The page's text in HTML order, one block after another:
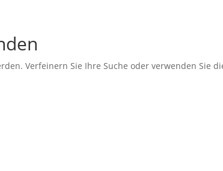
Verfeinern Sie Ihre Suche oder verwenden Sie